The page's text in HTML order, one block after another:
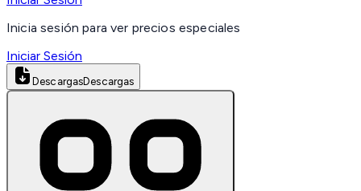
Inicia sesión para ver precios especiales
Iniciar Sesión
DescargasDescargas